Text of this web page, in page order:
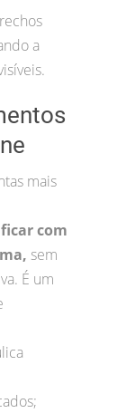
a
mais
com
sem
É um